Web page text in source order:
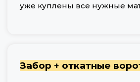
уже куплены все нужные
Забор + откатные